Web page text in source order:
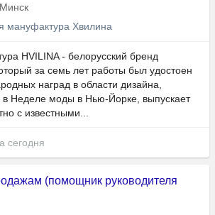
Минск
мануфактура Хвилина
HVILINA - белорусский бренд
за семь лет работы был удостоен
наград в области дизайна,
в Неделе моды в Нью-Йорке, выпускает
с известными...
сегодня
(помощник руководителя